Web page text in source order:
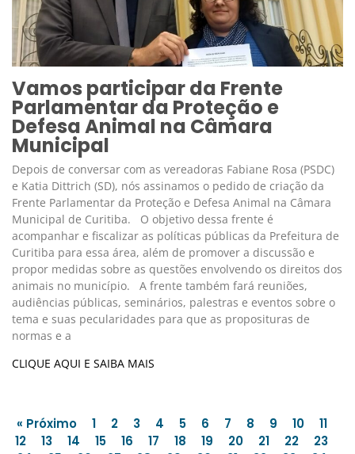
Vamos participar da Frente
Parlamentar da Proteção e
Defesa Animal na Câmara
Municipal
Depois de conversar com as vereadoras Fabiane Rosa (PSDC)
e Katia Dittrich (SD), nós assinamos o pedido de criação da
Frente Parlamentar da Proteção e Defesa Animal na Câmara
Municipal de Curitiba. O objetivo dessa frente é
acompanhar e fiscalizar as políticas públicas da Prefeitura de
Curitiba para essa área, além de promover a discussão e
propor medidas sobre as questões envolvendo os direitos dos
animais no município. A frente também fará reuniões,
audiências públicas, seminários, palestras e eventos sobre o
tema e suas pecularidades para que as proposituras de
normas e a
CLIQUE AQUI E SAIBA MAIS
« Próximo 1 2 3 4 5 6 7 8 9 10
11
12
13 14 15 16 17 18 19 20 21 22
23